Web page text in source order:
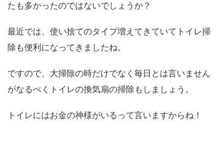
たも多かったのではないでしょうか？
最近では、使い捨てのタイプ増えてきていてトイレ掃
除も便利になってきましたね。
ですので、大掃除の時だけでなく毎日とは言いません
がなるべくトイレの換気扇の掃除もしましょう。
トイレにはお金の神様がいるって言いますからね！